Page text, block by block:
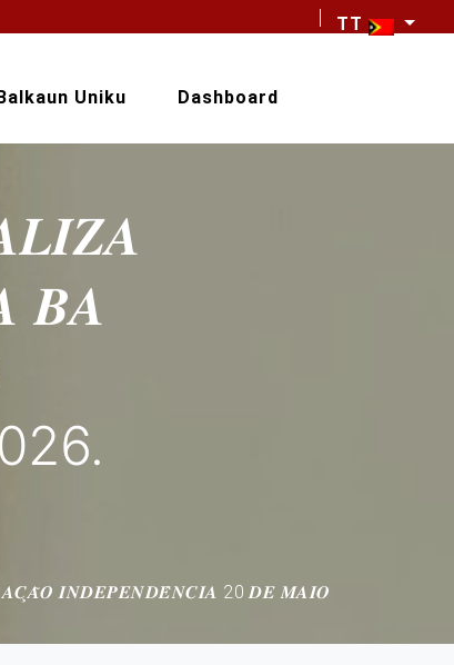
TT
Uniku Dashboard
𝑩𝑨
𝑰𝑵𝑫𝑬𝑷𝑬𝑵𝑫𝑬̂𝑵𝑪𝑰𝑨 20 𝑫𝑬 𝑴𝑨𝑰𝑶